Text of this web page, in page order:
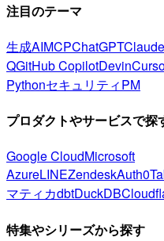
注目のテーマ
生成AIMCPChatGPTClaude
QGitHub CopilotDevin
PythonセキュリティPM
プロダクトやサービスで探
Google CloudMicrosoft
AzureLINEZendeskAuth0
マティカdbtDuckDB
特集やシリーズから探す